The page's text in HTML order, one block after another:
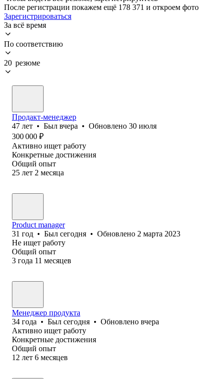
После регистрации покажем ещё 178 371 и откроем фото
Зарегистрироваться
За всё время
По соответствию
20 резюме
Продакт-менеджер
47 лет • Был вчера • Обновлено 30 июля
300 000 ₽
Активно ищет работу
Конкретные достижения
Общий опыт
25 лет 2 месяца
Product manager
31 год • Был сегодня • Обновлено 2 марта 2023
Не ищет работу
Общий опыт
3 года 11 месяцев
Менеджер продукта
34 года • Был сегодня • Обновлено вчера
Активно ищет работу
Конкретные достижения
Общий опыт
12 лет 6 месяцев